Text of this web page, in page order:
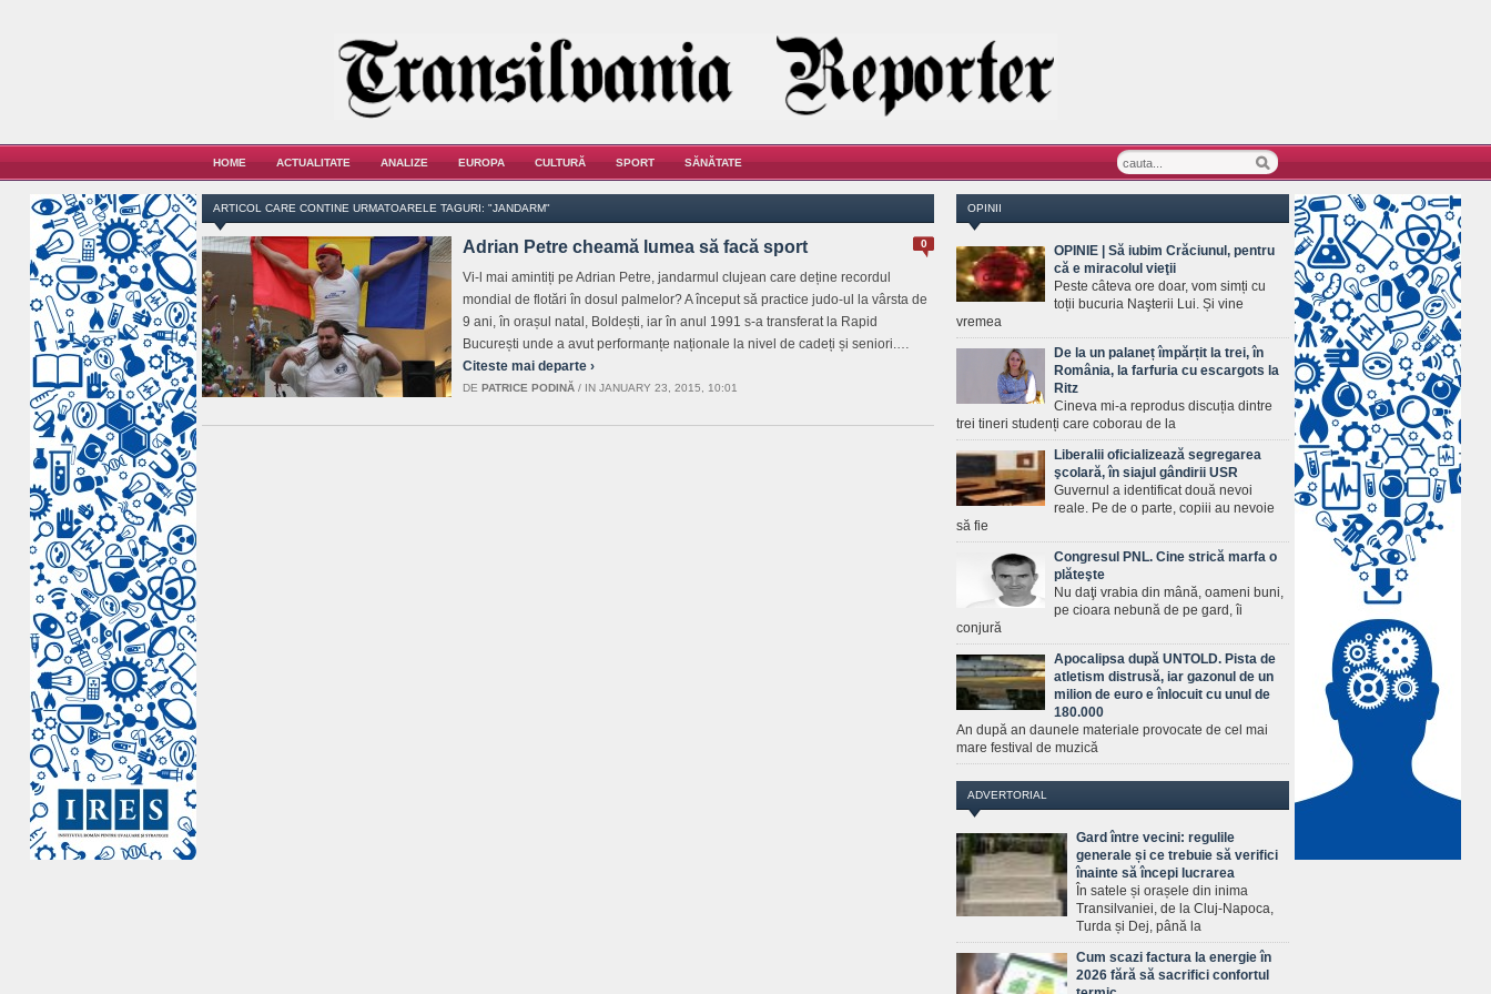
HOME ACTUALITATE ANALIZE EUROPA CULTURĂ SPORT SĂNĂTATE
ARTICOL CARE CONTINE URMATOARELE TAGURI: "JANDARM"
0
Adrian Petre cheamă lumea să facă sport
Vi-l mai amintiți pe Adrian Petre, jandarmul clujean care deține recordul
mondial de flotări în dosul palmelor? A început să practice judo-ul la vârsta de
9 ani, în orașul natal, Boldești, iar în anul 1991 s-a transferat la Rapid
București unde a avut performanțe naționale la nivel de cadeți și seniori.…
Citeste mai departe ›
DE PATRICE PODINĂ / IN JANUARY 23, 2015, 10:01
OPINII
OPINIE | Să iubim Crăciunul, pentru
că e miracolul vieţii
Peste câteva ore doar, vom simți cu
toții bucuria Naşterii Lui. Și vine
vremea
De la un palaneț împărțit la trei, în
România, la farfuria cu escargots la
Ritz
Cineva mi-a reprodus discuția dintre
trei tineri studenți care coborau de la
Liberalii oficializează segregarea
şcolară, în siajul gândirii USR
Guvernul a identificat două nevoi
reale. Pe de o parte, copiii au nevoie
să fie
Congresul PNL. Cine strică marfa o
plăteşte
Nu daţi vrabia din mână, oameni buni,
pe cioara nebună de pe gard, îi
conjură
Apocalipsa după UNTOLD. Pista de
atletism distrusă, iar gazonul de un
milion de euro e înlocuit cu unul de
180.000
An după an daunele materiale provocate de cel mai
mare festival de muzică
ADVERTORIAL
Gard între vecini: regulile
generale și ce trebuie să verifici
înainte să începi lucrarea
În satele și orașele din inima
Transilvaniei, de la Cluj-Napoca,
Turda și Dej, până la
Cum scazi factura la energie în
2026 fără să sacrifici confortul